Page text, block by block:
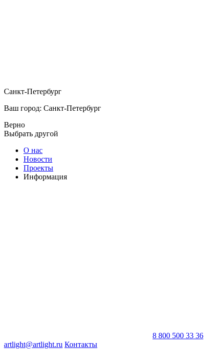
Санкт-Петербург
Ваш город: Санкт-Петербург
Верно
Выбрать другой
О нас
Новости
Проекты
Информация
8 800 500 33 36
artlight@artlight.ru Контакты